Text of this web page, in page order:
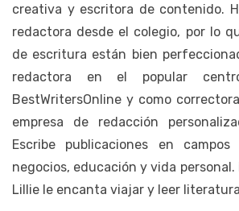
creativa y escritora de contenido.
redactora desde el colegio, por lo
de escritura están bien
redactora en el popular
BestWritersOnline y como
empresa de redacción
Escribe publicaciones en campos
negocios, educación y vida personal.
Lillie le encanta viajar y leer